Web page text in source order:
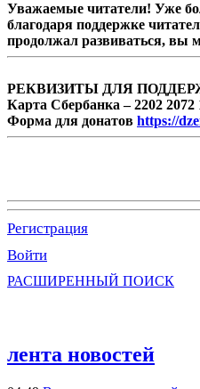
Уважаемые читатели! Уже
благодаря поддержке
продолжал развиваться, вы
РЕКВИЗИТЫ ДЛЯ
Карта Сбербанка – 2202 2072
Форма для донатов https://
Регистрация
Войти
РАСШИРЕННЫЙ ПОИСК
лента новостей